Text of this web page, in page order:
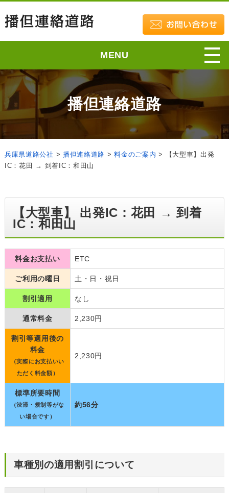
MENU
播但連絡道路
兵庫県道路公社 > 播但連絡道路 >料金のご案内 >
【大型車】出発
IC：花田 → 到着IC：和田山
【大型車】 出発IC：花田 → 到着
IC：和田山
料金お支払い ETC
ご利用の曜日 土・日・祝日
割引適用 なし
通常料金 2,230円
割引等適用後の
料金
（実際にお支払いい
ただく料金額）
2,230円
標準所要時間
（渋滞・規制等がな
い場合です）
約56分
車種別の適用割引について